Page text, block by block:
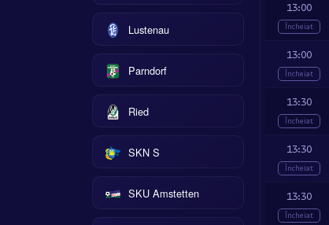
Lustenau
Parndorf
Ried
SKN S
SKU Amstetten
13:00
Încheiat
13:00
Încheiat
13:30
Încheiat
13:30
Încheiat
13:30
Încheiat